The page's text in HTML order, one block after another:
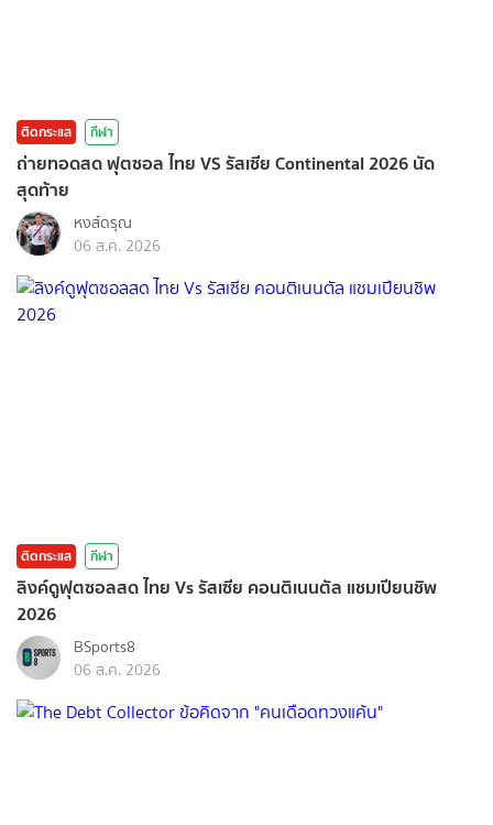
ติดกระแส กีฬา
ถ่ายทอดสด ฟุตซอล ไทย VS รัสเซีย Continental 2026 นัด
สุดท้าย
หงส์ดรุณ
06 ส.ค. 2026
ติดกระแส กีฬา
ลิงค์ดูฟุตซอลสด ไทย Vs รัสเซีย คอนติเนนตัล แชมเปียนชิพ
2026
BSports8
06 ส.ค. 2026